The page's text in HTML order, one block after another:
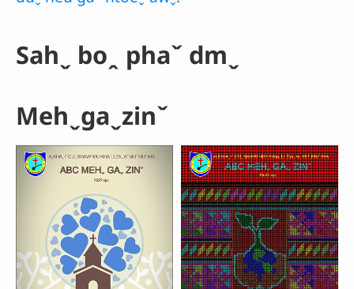
Sahˬ boꞈ phaˇ dmˬ
Mehˬgaˬzinˇ